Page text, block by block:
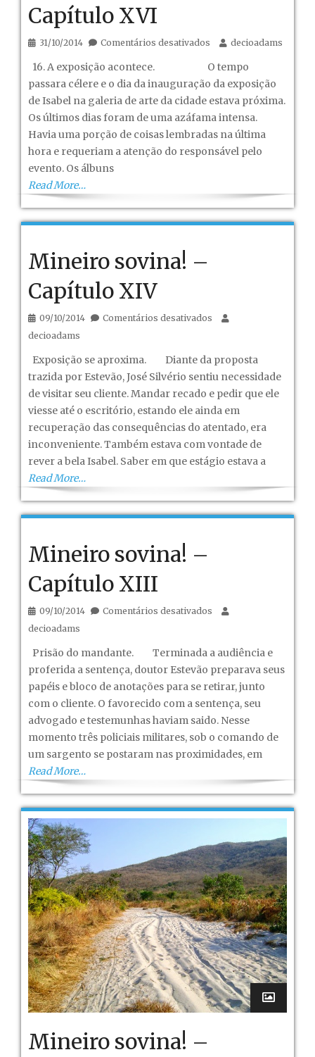
Capítulo XVI
31/10/2014 Comentários desativados em
sovina!
Capítulo
decioadams
16. A exposição acontece. O tempo
passara célere e o dia da inauguração da exposição
de Isabel na galeria de arte da cidade estava próxima.
Os últimos dias foram de uma azáfama intensa.
Havia uma porção de coisas lembradas na última
hora e requeriam a atenção do responsável pelo
evento. Os álbuns
Read More…
Mineiro sovina! –
Capítulo XIV
09/10/2014 Comentários desativados em
–
XIV
decioadams
Exposição se aproxima. Diante da proposta
trazida por Estevão, José Silvério sentiu necessidade
de visitar seu cliente. Mandar recado e pedir que ele
viesse até o escritório, estando ele ainda em
recuperação das consequências do atentado, era
inconveniente. Também estava com vontade de
rever a bela Isabel. Saber em que estágio estava a
Read More…
Mineiro sovina! –
Capítulo XIII
09/10/2014 Comentários desativados em
Capítulo
decioadams
Prisão do mandante. Terminada a audiência e
proferida a sentença, doutor Estevão preparava seus
papéis e bloco de anotações para se retirar, junto
com o cliente. O favorecido com a sentença, seu
advogado e testemunhas haviam saido. Nesse
momento três policiais militares, sob o comando de
um sargento se postaram nas proximidades, em
Read More…
Mineiro sovina! –